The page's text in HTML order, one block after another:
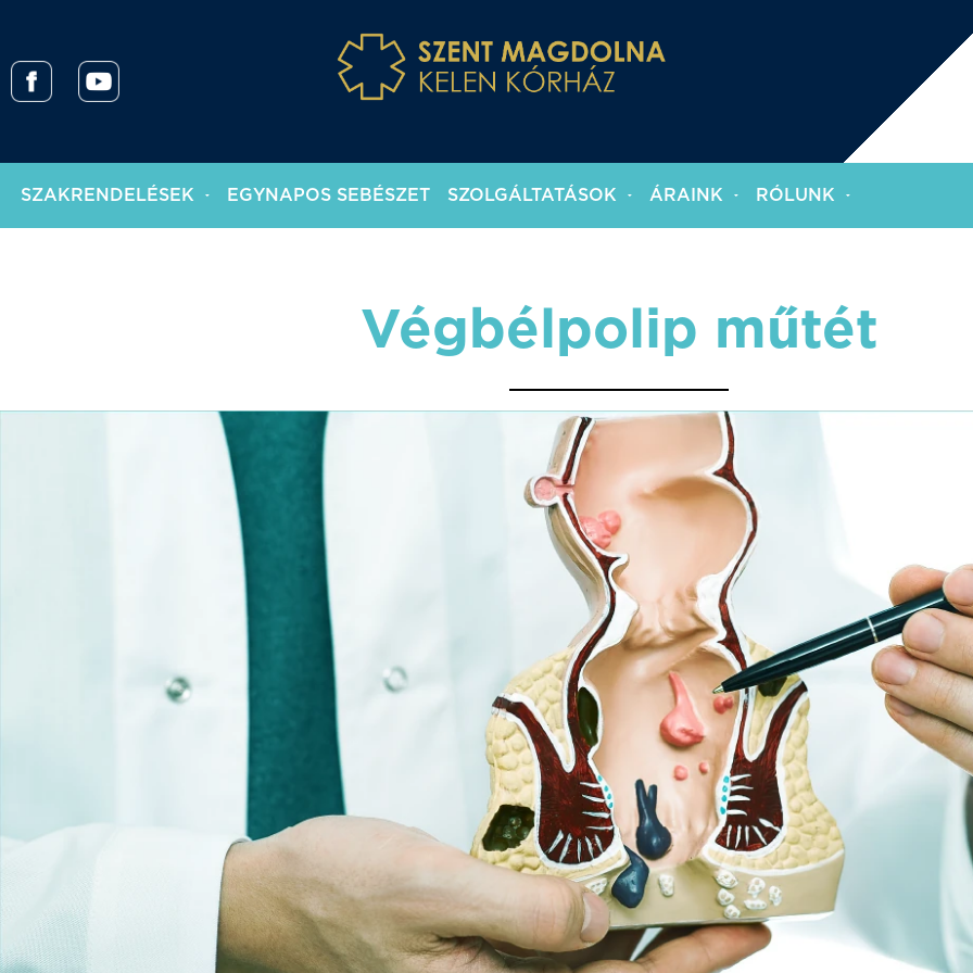
SZAKRENDELÉSEK EGYNAPOS SEBÉSZET SZOLGÁLTATÁSOK ÁRAINK RÓLUNK
Végbélpolip műtét